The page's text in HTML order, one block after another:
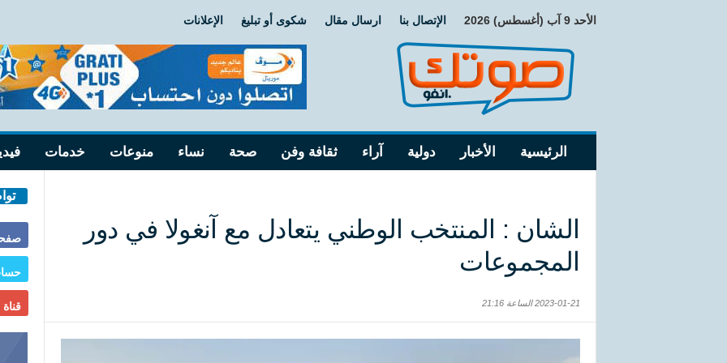
الأحد 9 آب (أغسطس) 2026 الإتصال بنا ارسال مقال شكوى أو تبليغ الإعلانات
الرئيسية الأخبار دولية آراء ثقافة وفن صحة نساء منوعات خدمات
الشان : المنتخب الوطني يتعادل مع آنغولا في دور
المجموعات
2023-01-21 الساعة 21:16